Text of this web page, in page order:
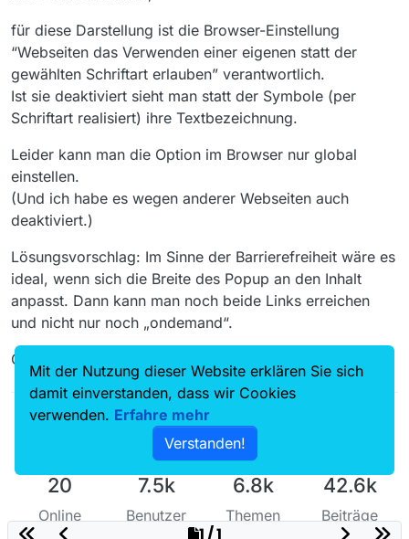
für diese Darstellung ist die Browser-Einstellung
“Webseiten das Verwenden einer eigenen statt der
gewählten Schriftart erlauben” verantwortlich.
Ist sie deaktiviert sieht man statt der Symbole (per
Schriftart realisiert) ihre Textbezeichnung.
Leider kann man die Option im Browser nur global
einstellen.
(Und ich habe es wegen anderer Webseiten auch
deaktiviert.)
Lösungsvorschlag: Im Sinne der Barrierefreiheit wäre es
ideal, wenn sich die Breite des Popup an den Inhalt
anpasst. Dann kann man noch beide Links erreichen
und nicht nur noch „ondemand“.
Gruß Yggdrasil
20
Online
7.5k
Benutzer
6.8k
Themen
42.6k
Beiträge
1 / 1
Mit der Nutzung dieser Website erklären Sie sich
damit einverstanden, dass wir Cookies
verwenden. Erfahre mehr
Verstanden!